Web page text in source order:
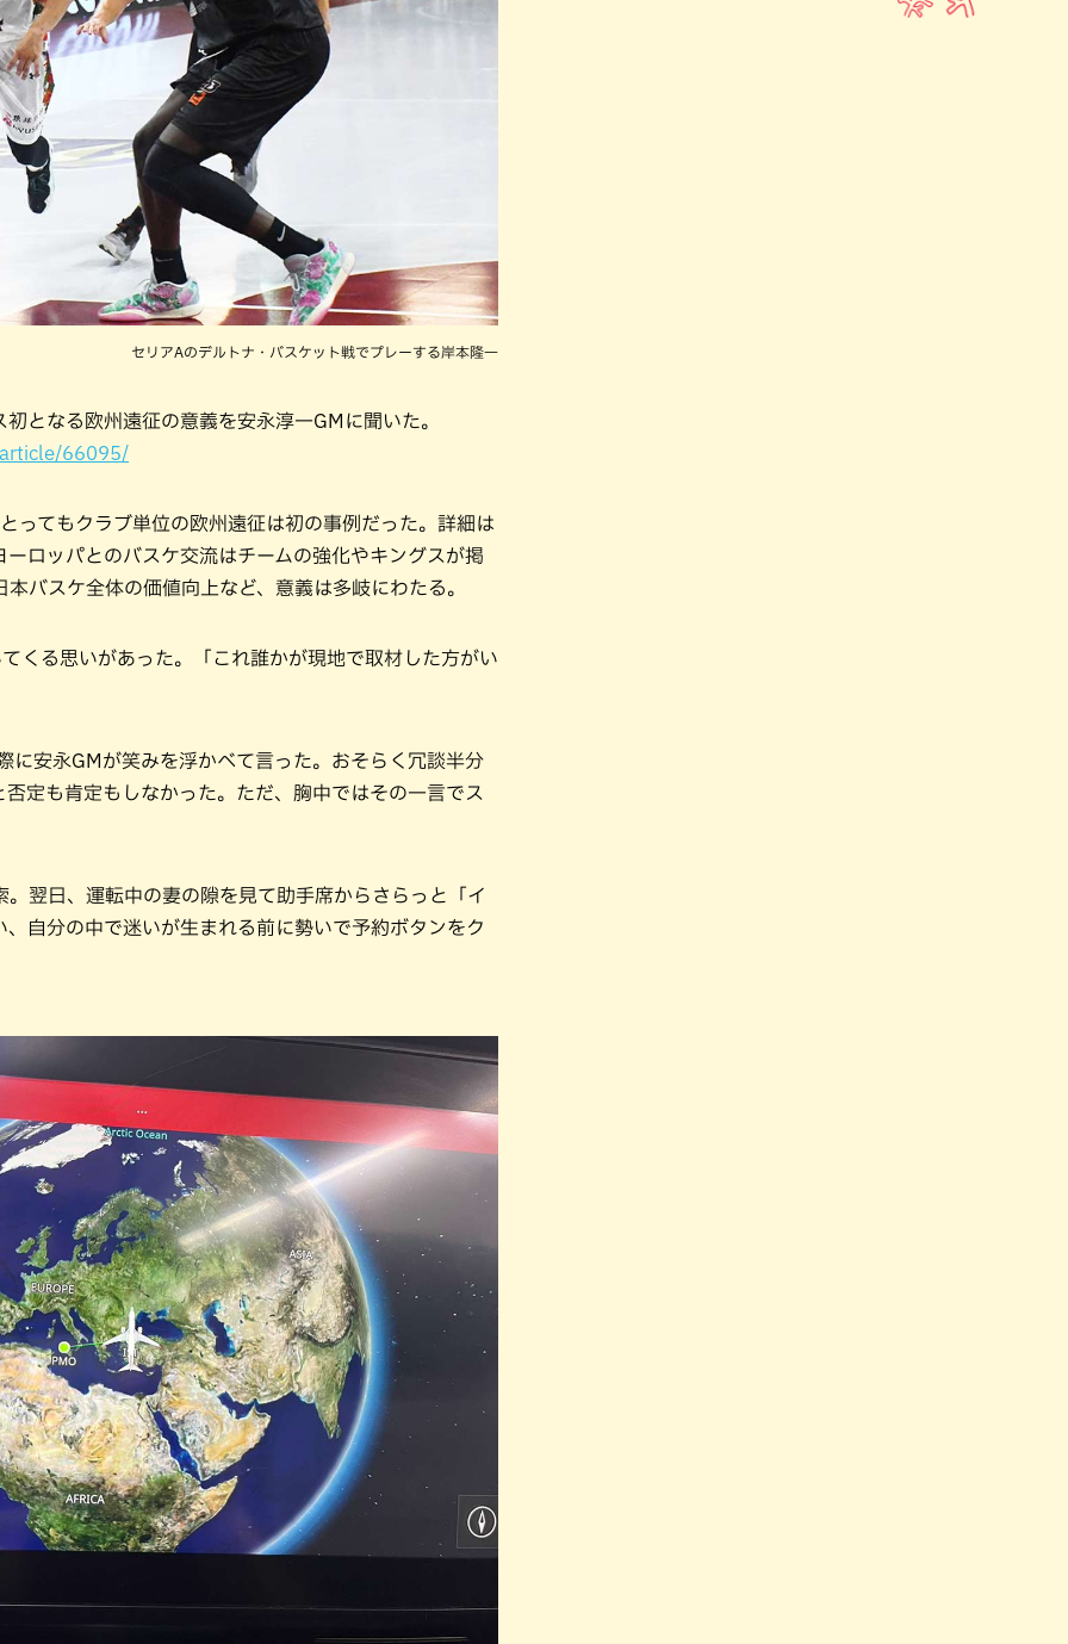
セリアAのデルトナ・バスケット戦でプレーする岸本隆一
となる欧州遠征の意義を安永淳一GMに聞いた。
66095/
ってもクラブ単位の欧州遠征は初の事例だった。詳細は
ロッパとのバスケ交流はチームの強化やキングスが掲
バスケ全体の価値向上など、意義は多岐にわたる。
くる思いがあった。「これ誰かが現地で取材した方がい
に安永GMが笑みを浮かべて言った。おそらく冗談半分
定も肯定もしなかった。ただ、胸中ではその一言でス
翌日、運転中の妻の隙を見て助手席からさらっと「イ
自分の中で迷いが生まれる前に勢いで予約ボタンをク